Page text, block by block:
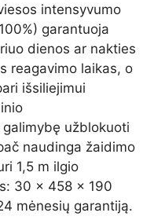
intensyvumo
garantuoja
dienos ar nakties
reagavimo laikas, o
išsiliejimui
užblokuoti
naudinga žaidimo
1,5 m ilgio
30 x 458 x 190
mėnesių garantiją.